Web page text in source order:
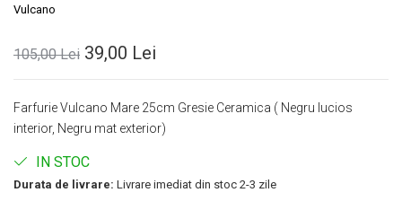
Vulcano
105,00 Lei 39,00 Lei
Farfurie Vulcano Mare 25cm Gresie Ceramica ( Negru lucios
interior, Negru mat exterior)
IN STOC
Durata de livrare: Livrare imediat din stoc 2-3 zile